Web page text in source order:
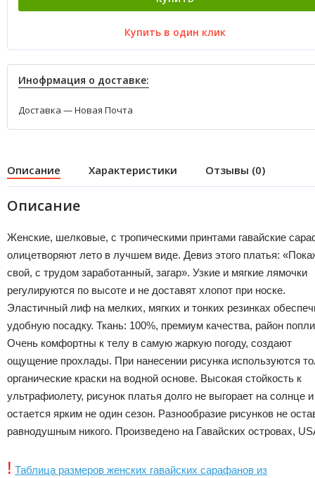
Купить в один клик
Инофрмация о доставке:
Доставка — Новая Почта
Описание Характеристики Отзывы (0)
Описание
Женские, шелковые, c тропическими принтами гавайские
олицетворяют лето в лучшем виде. Девиз этого платья:
свой, с трудом заработанный, загар». Узкие и мягкие лямочки
регулируются по высоте и не доставят хлопот при носке.
Эластичный лиф на мелких, мягких и тонких резинках
удобную посадку. Ткань: 100%, премиум качества, район
Очень комфортны к телу в самую жаркую погоду, создают
ощущение прохлады. При нанесении рисунка используются
органические краски на водной основе. Высокая стойкость к
ультрафиолету, рисунок платья долго не выгорает на солнце и
остается ярким не один сезон. Разнообразие рисунков не
равнодушным никого. Произведено на Гавайских островах,
! Таблица размеров женских гавайских сарафанов из